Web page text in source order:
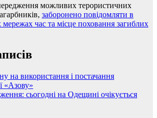
можливих терористичних
заборонено повідомляти в
мережах час та місце поховання загиблих
на використання і постачання
«Азову»
сьогодні на Одещині очікується